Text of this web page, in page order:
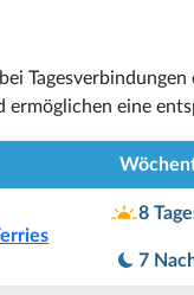
Tagesverbindungen
ermöglichen eine
8
7